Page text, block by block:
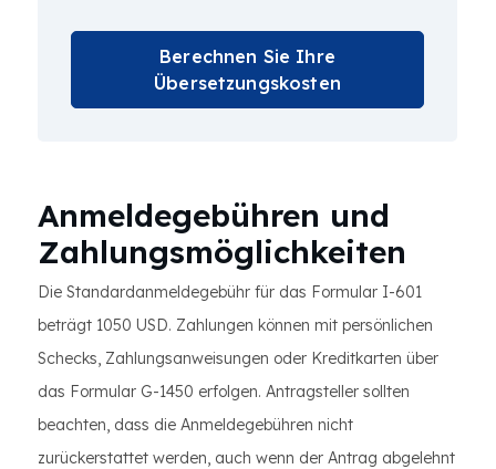
Berechnen Sie Ihre
Übersetzungskosten
Anmeldegebühren und
Zahlungsmöglichkeiten
Die Standardanmeldegebühr für das Formular I-601
beträgt 1050 USD. Zahlungen können mit persönlichen
Schecks, Zahlungsanweisungen oder Kreditkarten über
das Formular G-1450 erfolgen. Antragsteller sollten
beachten, dass die Anmeldegebühren nicht
zurückerstattet werden, auch wenn der Antrag abgelehnt